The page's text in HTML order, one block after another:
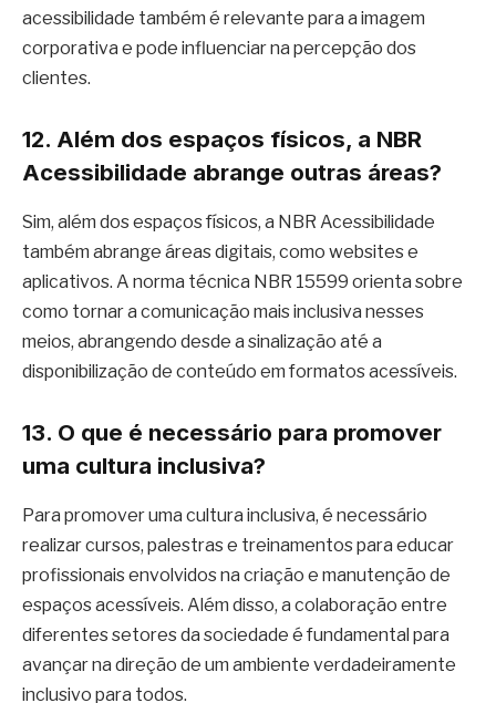
acessibilidade também é relevante para a imagem
corporativa e pode influenciar na percepção dos
clientes.
12. Além dos espaços físicos, a NBR
Acessibilidade abrange outras áreas?
Sim, além dos espaços físicos, a NBR Acessibilidade
também abrange áreas digitais, como websites e
aplicativos. A norma técnica NBR 15599 orienta sobre
como tornar a comunicação mais inclusiva nesses
meios, abrangendo desde a sinalização até a
disponibilização de conteúdo em formatos acessíveis.
13. O que é necessário para promover
uma cultura inclusiva?
Para promover uma cultura inclusiva, é necessário
realizar cursos, palestras e treinamentos para educar
profissionais envolvidos na criação e manutenção de
espaços acessíveis. Além disso, a colaboração entre
diferentes setores da sociedade é fundamental para
avançar na direção de um ambiente verdadeiramente
inclusivo para todos.